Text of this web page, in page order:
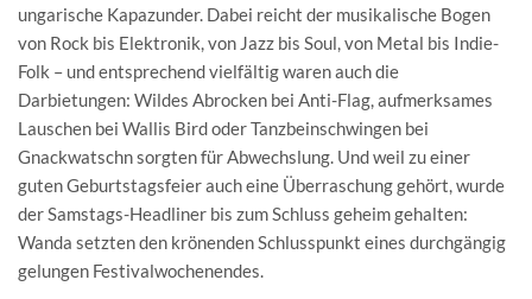
ungarische Kapazunder. Dabei reicht der musikalische Bogen
von Rock bis Elektronik, von Jazz bis Soul, von Metal bis Indie-
Folk – und entsprechend vielfältig waren auch die
Darbietungen: Wildes Abrocken bei Anti-Flag, aufmerksames
Lauschen bei Wallis Bird oder Tanzbeinschwingen bei
Gnackwatschn sorgten für Abwechslung. Und weil zu einer
guten Geburtstagsfeier auch eine Überraschung gehört, wurde
der Samstags-Headliner bis zum Schluss geheim gehalten:
Wanda setzten den krönenden Schlusspunkt eines durchgängig
gelungen Festivalwochenendes.